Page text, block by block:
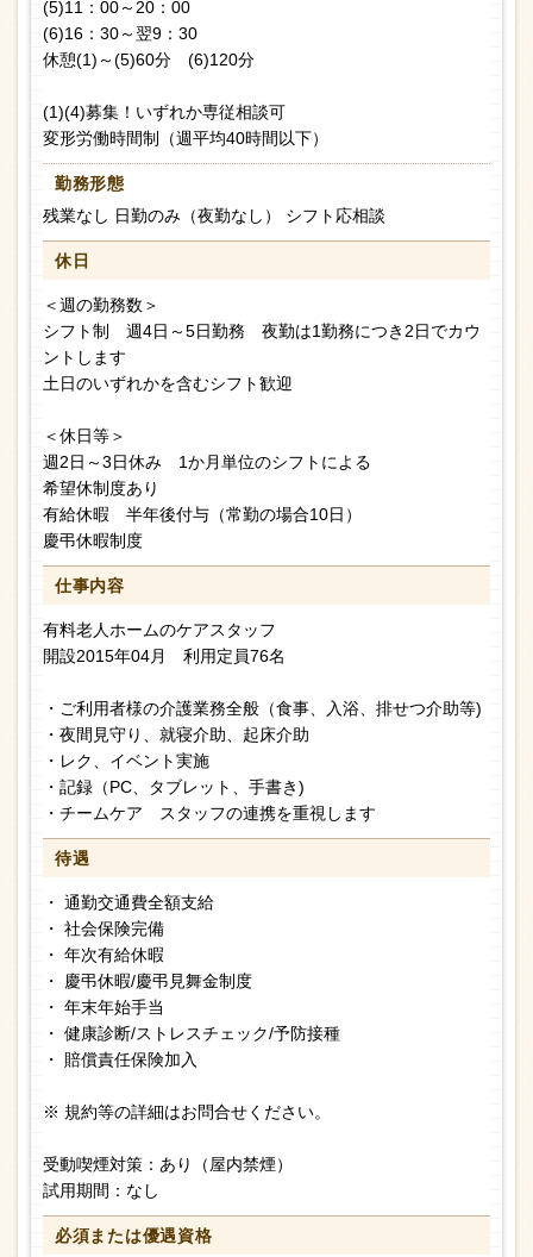
(5)11：00～20：00
(6)16：30～翌9：30
休憩(1)～(5)60分 (6)120分
(1)(4)募集！いずれか専従相談可
変形労働時間制（週平均40時間以下）
勤務形態
残業なし 日勤のみ（夜勤なし） シフト応相談
休日
＜週の勤務数＞
シフト制 週4日～5日勤務 夜勤は1勤務につき2日でカウ
ントします
土日のいずれかを含むシフト歓迎
＜休日等＞
週2日～3日休み 1か月単位のシフトによる
希望休制度あり
有給休暇 半年後付与（常勤の場合10日）
慶弔休暇制度
仕事内容
有料老人ホームのケアスタッフ
開設2015年04月 利用定員76名
・ご利用者様の介護業務全般（食事、入浴、排せつ介助等)
・夜間見守り、就寝介助、起床介助
・レク、イベント実施
・記録（PC、タブレット、手書き)
・チームケア スタッフの連携を重視します
待遇
・ 通勤交通費全額支給
・ 社会保険完備
・ 年次有給休暇
・ 慶弔休暇/慶弔見舞金制度
・ 年末年始手当
・ 健康診断/ストレスチェック/予防接種
・ 賠償責任保険加入
※ 規約等の詳細はお問合せください。
受動喫煙対策：あり（屋内禁煙）
試用期間：なし
必須または優遇資格